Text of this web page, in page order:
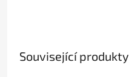
Související produkty